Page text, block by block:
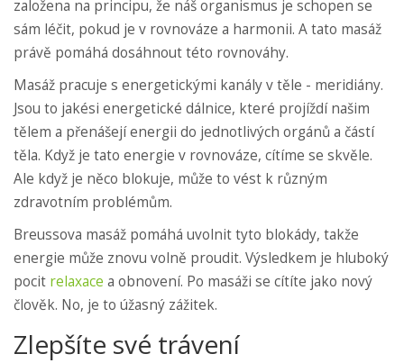
založena na principu, že náš organismus je schopen se
sám léčit, pokud je v rovnováze a harmonii. A tato masáž
právě pomáhá dosáhnout této rovnováhy.
Masáž pracuje s energetickými kanály v těle - meridiány.
Jsou to jakési energetické dálnice, které projíždí našim
tělem a přenášejí energii do jednotlivých orgánů a částí
těla. Když je tato energie v rovnováze, cítíme se skvěle.
Ale když je něco blokuje, může to vést k různým
zdravotním problémům.
Breussova masáž pomáhá uvolnit tyto blokády, takže
energie může znovu volně proudit. Výsledkem je hluboký
pocit relaxace a obnovení. Po masáži se cítíte jako nový
člověk. No, je to úžasný zážitek.
Zlepšíte své trávení